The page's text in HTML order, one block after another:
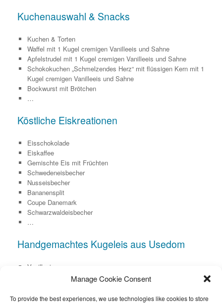
Manage Cookie Consent
To provide the best experiences, we use technologies like cookies to store
Kuchenauswahl & Snacks
Kuchen & Torten
Waffel mit 1 Kugel cremigen Vanilleeis und Sahne
Apfelstrudel mit 1 Kugel cremigen Vanilleeis und Sahne
Schokokuchen „Schmelzendes Herz“ mit flüssigen Kern mit 1
Kugel cremigen Vanilleeis und Sahne
Bockwurst mit Brötchen
…
Köstliche Eiskreationen
Eisschokolade
Eiskaffee
Gemischte Eis mit Früchten
Schwedeneisbecher
Nusseisbecher
Bananensplit
Coupe Danemark
Schwarzwaldeisbecher
…
Handgemachtes Kugeleis aus Usedom
Vanilleeis
Joghurtmilcheis Holunder
Blaubeersahneeis